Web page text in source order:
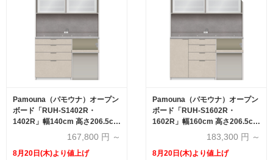
Pamouna（パモウナ）オープン
ボード「RUH-S1402R・
1402R」幅140cm 高さ206.5cm
奥行2サイズ（44.5cm・50cm）
下台オープンタイプ 全4色
167,800 円 ～
8月20日(木)より値上げ
Pamouna（パモウナ）オープン
ボード「RUH-S1602R・
1602R」幅160cm 高さ206.5cm
奥行2サイズ（44.5cm・50cm）
下台オープンタイプ 全4色
183,300 円 ～
8月20日(木)より値上げ